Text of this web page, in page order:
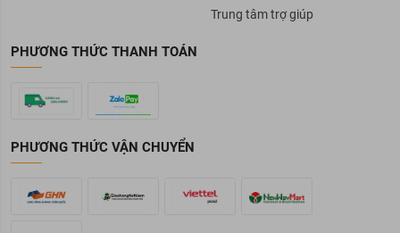
Trung tâm trợ giúp
PHƯƠNG THỨC THANH TOÁN
PHƯƠNG THỨC VẬN CHUYỂN